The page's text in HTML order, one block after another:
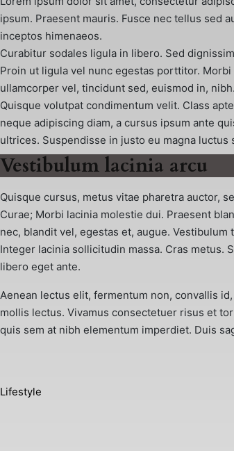
ipsum. Praesent mauris. Fusce nec tellus sed
inceptos himenaeos.
Curabitur sodales ligula in libero. Sed
Proin ut ligula vel nunc egestas porttitor.
ullamcorper vel, tincidunt sed, euismod in, nibh.
Quisque volutpat condimentum velit. Class
neque adipiscing diam, a cursus ipsum ante
ultrices. Suspendisse in justo eu magna
Vestibulum lacinia arcu
Quisque cursus, metus vitae pharetra auctor,
Curae; Morbi lacinia molestie dui. Praesent
nec, blandit vel, egestas et, augue.
Integer lacinia sollicitudin massa. Cras metus.
libero eget ante.
Aenean lectus elit, fermentum non, convallis
mollis lectus. Vivamus consectetuer risus et
quis sem at nibh elementum imperdiet. Duis
Lifestyle